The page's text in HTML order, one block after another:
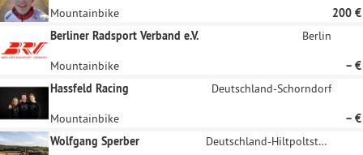
Mountainbike
200 €
Berliner Radsport Verband e.V.
Berlin
Mountainbike
– €
Hassfeld Racing
Deutschland-Schorndorf
Mountainbike
– €
Wolfgang Sperber
Deutschland-Hiltpoltstein